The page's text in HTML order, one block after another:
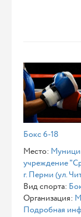
Бокс 6-18
Место:
учреждение
г. Перми (ул.
Вид спорта:
Организация:
Подробная